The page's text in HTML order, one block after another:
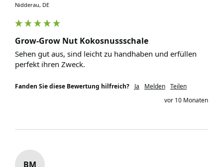
Nidderau, DE
Grow-Grow Nut Kokosnussschale
Sehen gut aus, sind leicht zu handhaben und erfüllen
perfekt ihren Zweck.
Fanden Sie diese Bewertung hilfreich? Ja Melden Teilen
vor 10 Monaten
BM